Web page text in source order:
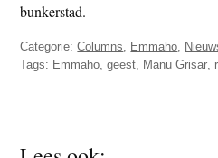
bunkerstad.
Categorie:Columns Emmaho
Tags: Emmaho ,geest Manu Grisar